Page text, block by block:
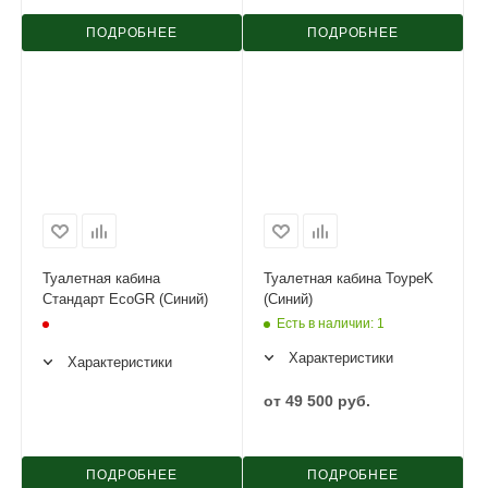
ПОДРОБНЕЕ ПОДРОБНЕЕ
Туалетная кабина
Стандарт EcoGR (Синий)
Характеристики
ПОДРОБНЕЕ
Туалетная кабина ToypeK
(Синий)
Есть в наличии: 1
Характеристики
от 49 500 руб.
ПОДРОБНЕЕ